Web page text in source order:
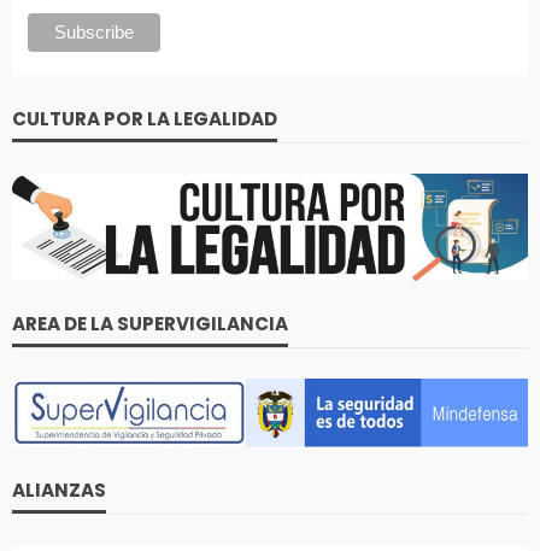
CULTURA POR LA LEGALIDAD
AREA DE LA SUPERVIGILANCIA
ALIANZAS